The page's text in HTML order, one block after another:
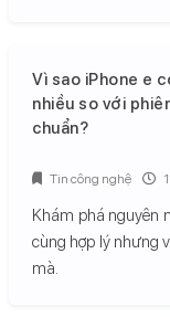
Vì sao iPhone e
nhiều so với
chuẩn?
Khám phá nguyên
cùng hợp lý nhưng
mà.
Tin công nghệ